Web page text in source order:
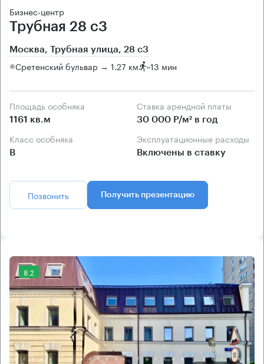
Бизнес-центр
Трубная 28 с3
Москва, Трубная улица, 28 с3
Сретенский бульвар → 1.27 км ~13 мин
Площадь особняка
1161 кв.м
Ставка арендной платы
30 000 Р/м² в год
Класс особняка
B
Эксплуатационные расходы
Включены в ставку
Позвонить Получить презентацию
8.2